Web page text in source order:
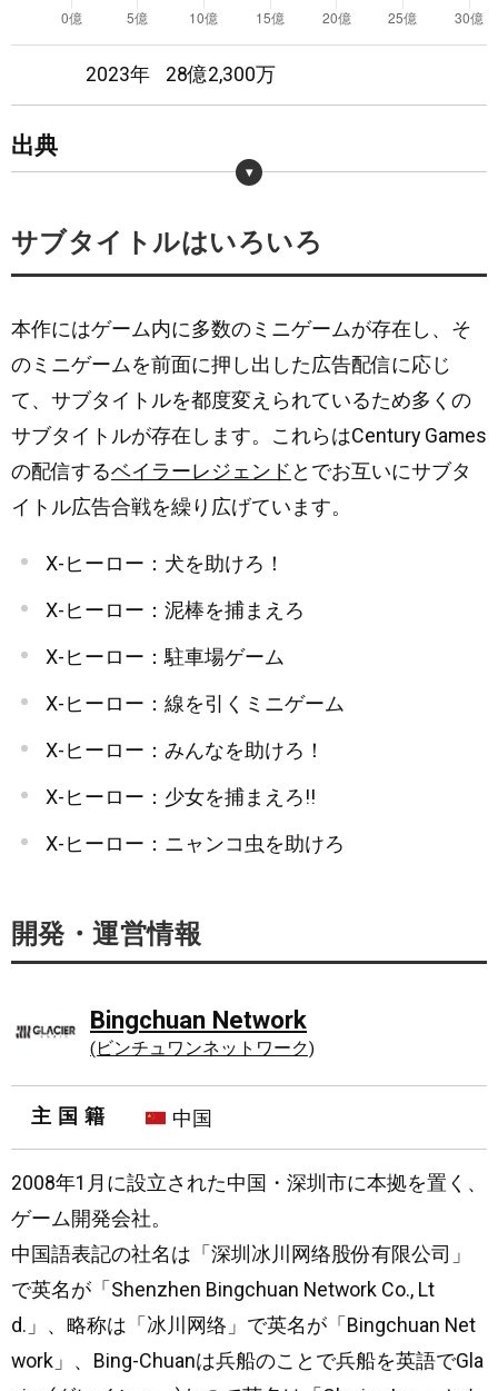
15 圏外 圏外
16日 圏外
19 日 圏外
21 圏外 圏外
22 日 圏外 圏外
23
25日 圏外
26 日 圏外
圏外
29日 圏外
2023年 28億2,300万
出典
サブタイトルはいろいろ
本作にはゲーム内に多数のミニゲームが存在し、そ
のミニゲームを前面に押し出した広告配信に応じ
て、サブタイトルを都度変えられているため多くの
サブタイトルが存在します。これらはCentury Games
の配信するベイラーレジェンド とでお互いにサブタ
イトル広告合戦を繰り広げています。
X-ヒーロー：犬を助けろ！
X-ヒーロー：泥棒を捕まえろ
X-ヒーロー：駐車場ゲーム
X-ヒーロー：線を引くミニゲーム
X-ヒーロー：みんなを助けろ！
X-ヒーロー：少女を捕まえろ!!
X-ヒーロー：ニャンコ虫を助けろ
開発・運営情報
Bingchuan Network
(ビンチュワンネットワーク)
主国籍 中国
2008年1月に設立された中国・深圳市に本拠を置く、
ゲーム開発会社。
中国語表記の社名は「深圳冰川网络股份有限公司」
で英名が「Shenzhen Bingchuan Network Co., Lt
d.」、略称は「冰川网络」で英名が「Bingchuan Net
work」、Bing-Chuanは兵船のことで兵船を英語でGla